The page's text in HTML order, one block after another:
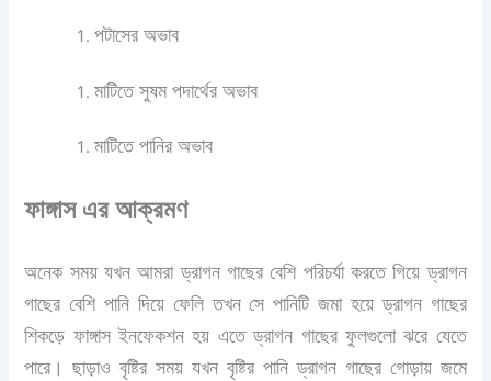
পটাসের অভাব
মাটিতে সুষম পদার্থের অভাব
মাটিতে পানির অভাব
ফাঙ্গাস এর আক্রমণ
অনেক সময় যখন আমরা ড্রাগন গাছের বেশি পরিচর্যা করতে গিয়ে ড্রাগন
গাছের বেশি পানি দিয়ে ফেলি তখন সে পানিটি জমা হয়ে ড্রাগন গাছের
শিকড়ে ফাঙ্গাস ইনফেকশন হয় এতে ড্রাগন গাছের ফুলগুলো ঝরে যেতে
পারে। ছাড়াও বৃষ্টির সময় যখন বৃষ্টির পানি ড্রাগন গাছের গোড়ায় জমে